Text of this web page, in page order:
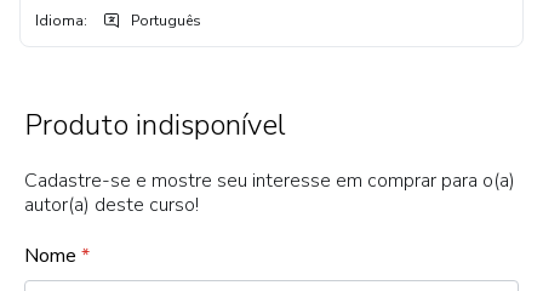
Idioma: Português
Produto indisponível
Cadastre-se e mostre seu interesse em comprar para o(a)
autor(a) deste curso!
Nome *